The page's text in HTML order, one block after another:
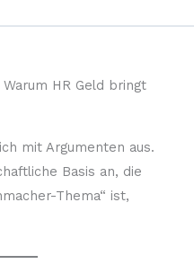
HR Geld bringt
mit Argumenten aus.
Basis an, die
Thema“ ist,